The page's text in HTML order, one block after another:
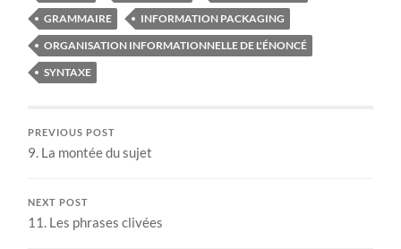
GRAMMAIRE
INFORMATION PACKAGING
ORGANISATION INFORMATIONNELLE DE L'ÉNONCÉ
SYNTAXE
PREVIOUS POST
9. La montée du sujet
NEXT POST
11. Les phrases clivées